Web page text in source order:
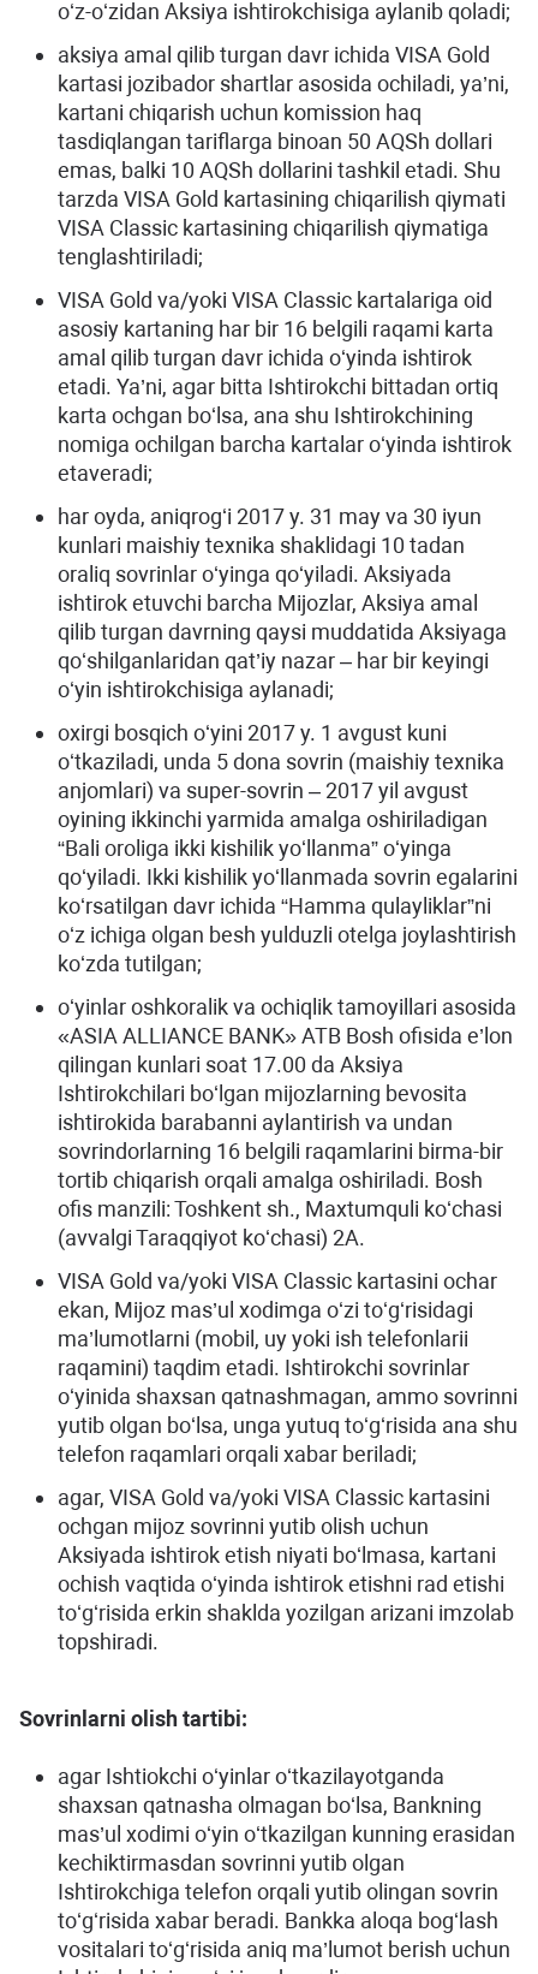
oʻz-oʻzidan Aksiya ishtirokchisiga aylanib qoladi;
aksiya amal qilib turgan davr ichida VISA Gold
kartasi jozibador shartlar asosida ochiladi, ya’ni,
kartani chiqarish uchun komission haq
tasdiqlangan tariflarga binoan 50 AQSh dollari
emas, balki 10 AQSh dollarini tashkil etadi. Shu
tarzda VISA Gold kartasining chiqarilish qiymati
VISA Classic kartasining chiqarilish qiymatiga
tenglashtiriladi;
VISA Gold va/yoki VISA Classic kartalariga oid
asosiy kartaning har bir 16 belgili raqami karta
amal qilib turgan davr ichida oʻyinda ishtirok
etadi. Ya’ni, agar bitta Ishtirokchi bittadan ortiq
karta ochgan boʻlsa, ana shu Ishtirokchining
nomiga ochilgan barcha kartalar oʻyinda ishtirok
etaveradi;
har oyda, aniqrogʻi 2017 y. 31 may va 30 iyun
kunlari maishiy texnika shaklidagi 10 tadan
oraliq sovrinlar oʻyinga qoʻyiladi. Aksiyada
ishtirok etuvchi barcha Mijozlar, Aksiya amal
qilib turgan davrning qaysi muddatida Aksiyaga
qoʻshilganlaridan qat’iy nazar – har bir keyingi
oʻyin ishtirokchisiga aylanadi;
oxirgi bosqich oʻyini 2017 y. 1 avgust kuni
oʻtkaziladi, unda 5 dona sovrin (maishiy texnika
anjomlari) va super-sovrin – 2017 yil avgust
oyining ikkinchi yarmida amalga oshiriladigan
“Bali oroliga ikki kishilik yoʻllanma” oʻyinga
qoʻyiladi. Ikki kishilik yoʻllanmada sovrin egalarini
koʻrsatilgan davr ichida “Hamma qulayliklar”ni
oʻz ichiga olgan besh yulduzli otelga joylashtirish
koʻzda tutilgan;
oʻyinlar oshkoralik va ochiqlik tamoyillari asosida
«ASIA ALLIANCE BANK» ATB Bosh ofisida e’lon
qilingan kunlari soat 17.00 da Aksiya
Ishtirokchilari boʻlgan mijozlarning bevosita
ishtirokida barabanni aylantirish va undan
sovrindorlarning 16 belgili raqamlarini birma-bir
tortib chiqarish orqali amalga oshiriladi. Bosh
ofis manzili: Toshkent sh., Maxtumquli koʻchasi
(avvalgi Taraqqiyot koʻchasi) 2A.
VISA Gold va/yoki VISA Classic kartasini ochar
ekan, Mijoz mas’ul xodimga oʻzi toʻgʻrisidagi
ma’lumotlarni (mobil, uy yoki ish telefonlarii
raqamini) taqdim etadi. Ishtirokchi sovrinlar
oʻyinida shaxsan qatnashmagan, ammo sovrinni
yutib olgan boʻlsa, unga yutuq toʻgʻrisida ana shu
telefon raqamlari orqali xabar beriladi;
agar, VISA Gold va/yoki VISA Classic kartasini
ochgan mijoz sovrinni yutib olish uchun
Aksiyada ishtirok etish niyati boʻlmasa, kartani
ochish vaqtida oʻyinda ishtirok etishni rad etishi
toʻgʻrisida erkin shaklda yozilgan arizani imzolab
topshiradi.
Sovrinlarni olish tartibi:
agar Ishtiokchi oʻyinlar oʻtkazilayotganda
shaxsan qatnasha olmagan boʻlsa, Bankning
mas’ul xodimi oʻyin oʻtkazilgan kunning erasidan
kechiktirmasdan sovrinni yutib olgan
Ishtirokchiga telefon orqali yutib olingan sovrin
toʻgʻrisida xabar beradi. Bankka aloqa bogʻlash
vositalari toʻgʻrisida aniq ma’lumot berish uchun